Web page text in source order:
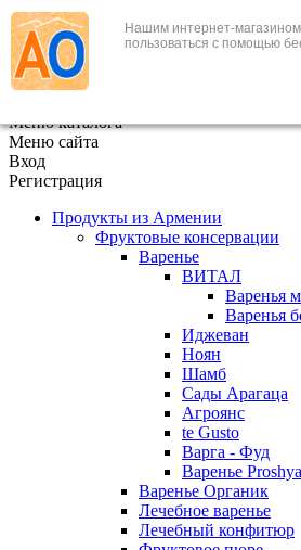
Нашим интернет-
пользоваться с помощью
+7 (495) 646-888-1
В корзине 0
Меню каталога
Меню сайта
Вход
Регистрация
Продукты из Армении
Фруктовые консервации
Варенье
ВИТАЛ
Варенья
Варенья
Иджеван
Ноян
Шамб
Сады Арагаца
Агроянс
te Gusto
Варга - Фуд
Варенье
Варенье Органик
Лечебное варенье
Лечебный конфитюр